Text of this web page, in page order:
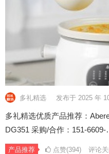
多礼精选 发布于 2025 年
多礼精选优质产品推荐：
DG351 采购/合作：151-
产品推荐 点赞(394) 评论